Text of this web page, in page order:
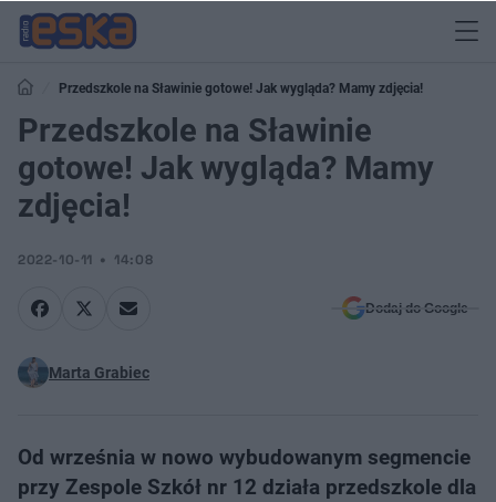
Przedszkole na Sławinie gotowe! Jak wygląda? Mamy zdjęcia!
Przedszkole na Sławinie
gotowe! Jak wygląda? Mamy
zdjęcia!
2022-10-11 14:08
Dodaj do Google
Marta Grabiec
Od września w nowo wybudowanym segmencie
przy Zespole Szkół nr 12 działa przedszkole dla